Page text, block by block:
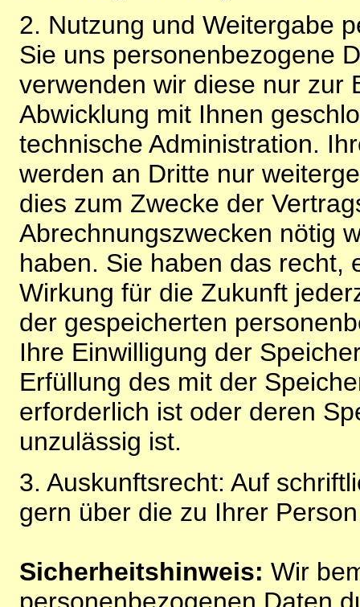
2. Nutzung und Weitergabe
Sie uns personenbezogene
verwenden wir diese nur zur
Abwicklung mit Ihnen
technische Administration.
werden an Dritte nur
dies zum Zwecke der
Abrechnungszwecken nötig
haben. Sie haben das recht,
Wirkung für die Zukunft
der gespeicherten
Ihre Einwilligung der
Erfüllung des mit der
erforderlich ist oder deren
unzulässig ist.
3. Auskunftsrecht: Auf
gern über die zu Ihrer
Sicherheitshinweis: Wir
personenbezogenen Daten